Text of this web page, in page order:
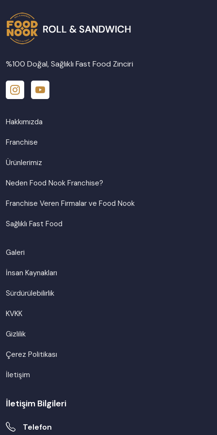
%100 Doğal, Sağlıklı Fast Food Zinciri
Hakkımızda
Franchise
Ürünlerimiz
Neden Food Nook Franchise?
Franchise Veren Firmalar ve Food Nook
Sağlıklı Fast Food
Galeri
İnsan Kaynakları
Sürdürülebilirlik
KVKK
Gizlilik
Çerez Politikası
İletişim
İletişim Bilgileri
Telefon